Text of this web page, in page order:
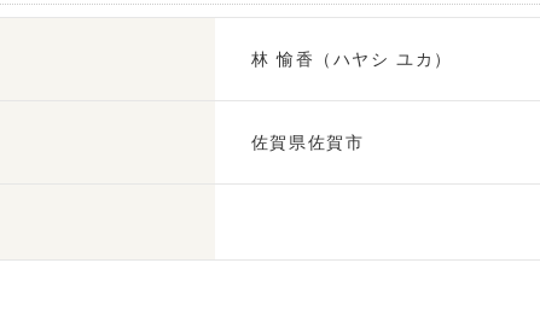
林 愉香（ハヤシ ユカ）
佐賀県佐賀市